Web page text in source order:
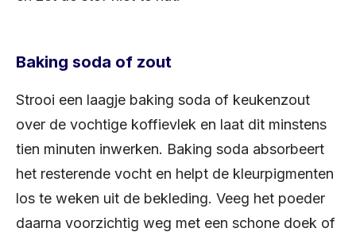
Baking soda of zout
Strooi een laagje baking soda of keukenzout
over de vochtige koffievlek en laat dit minstens
tien minuten inwerken. Baking soda absorbeert
het resterende vocht en helpt de kleurpigmenten
los te weken uit de bekleding. Veeg het poeder
daarna voorzichtig weg met een schone doek of